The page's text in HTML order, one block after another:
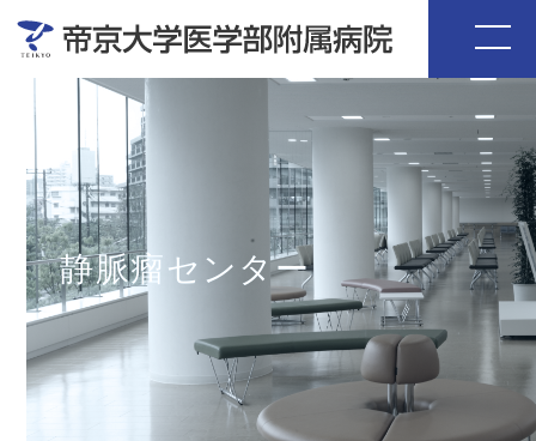
静脈瘤センター